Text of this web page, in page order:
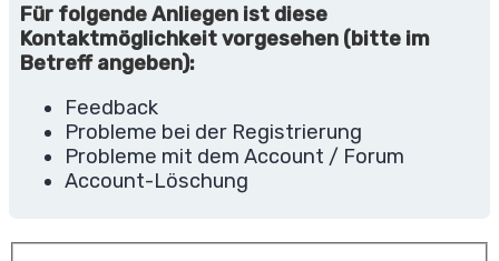
Für folgende Anliegen ist diese
Kontaktmöglichkeit vorgesehen (bitte im
Betreff angeben):
Feedback
Probleme bei der Registrierung
Probleme mit dem Account / Forum
Account-Löschung